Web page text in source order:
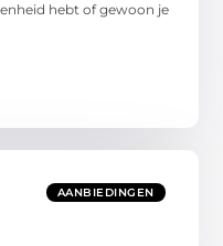
hebt of gewoon je
AANBIEDINGEN